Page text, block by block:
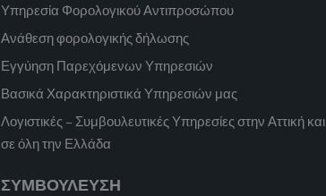
Υπηρεσία Φορολογικού Αντιπροσώπου
Ανάθεση φορολογικής δήλωσης
Εγγύηση Παρεχόμενων Υπηρεσιών
Βασικά Χαρακτηριστικά Υπηρεσιών μας
Λογιστικές – Συμβουλευτικές Υπηρεσίες στην Αττική και
σε όλη την Ελλάδα
ΣΥΜΒΟΥΛΕΥΣΗ